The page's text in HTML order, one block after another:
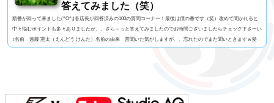
答えてみました（笑）
順番が回って来ました(^O^;)各店長が回答済みの100の質問コーナー！最後は僕の番です（笑）改めて聞かれると
中々悩むポイントも多々ありましたが、、さら～っと答えてみましたのでお時間ございましたらチェック下さーい
♪名前 遠藤 憲太（えんどう けんた）名前の由来 昔聞いた気がしますが、、忘れたのでまた聞いときますｗ髪